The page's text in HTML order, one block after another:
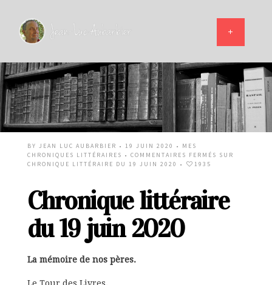
BY JEAN LUC AUBARBIER • 19 JUIN 2020 • MES
CHRONIQUES LITTÉRAIRES • COMMENTAIRES FERMÉS SUR
CHRONIQUE LITTÉRAIRE DU 19 JUIN 2020
• 1935
Chronique littéraire
du 19 juin 2020
La mémoire de nos pères.
Le Tour des Livres.